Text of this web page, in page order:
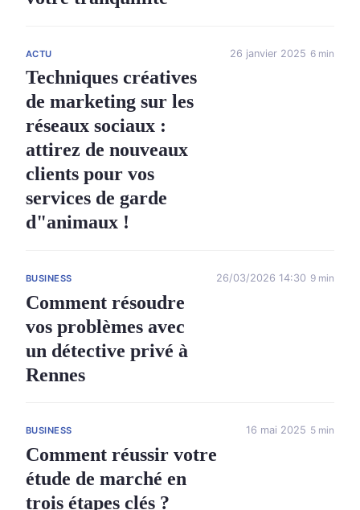
ACTU
Techniques créatives
de marketing sur les
réseaux sociaux :
attirez de nouveaux
clients pour vos
services de garde
d"animaux !
26 janvier 2025 6 min
BUSINESS
Comment résoudre
vos problèmes avec
un détective privé à
Rennes
26/03/2026 14:30 9 min
BUSINESS
Comment réussir votre
étude de marché en
trois étapes clés ?
16 mai 2025 5 min